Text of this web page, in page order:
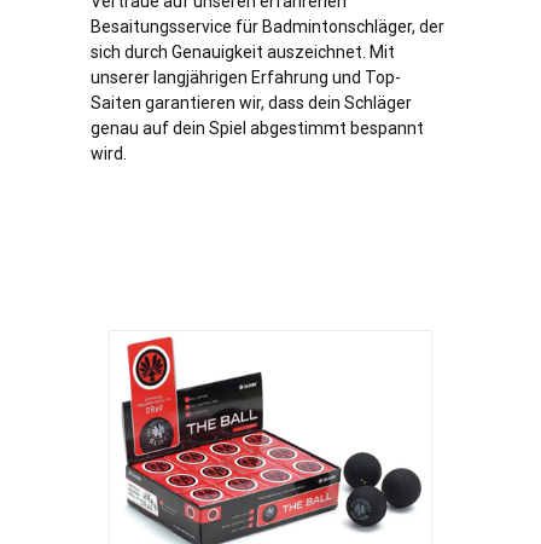
Besaitungsservice für Badmintonschläger, der
sich durch Genauigkeit auszeichnet. Mit
unserer langjährigen Erfahrung und Top-
Saiten garantieren wir, dass dein Schläger
genau auf dein Spiel abgestimmt bespannt
wird.